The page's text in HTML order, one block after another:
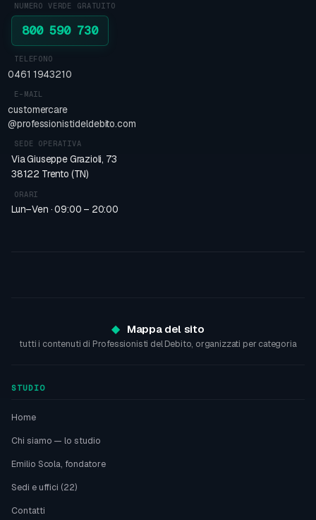
NUMERO VERDE GRATUITO
800 590 730
TELEFONO
0461 1943210
E-MAIL
customercare
@professionistideldebito.com
SEDE OPERATIVA
Via Giuseppe Grazioli, 73
38122 Trento (TN)
ORARI
Lun–Ven · 09:00 – 20:00
Mappa del sito
tutti i contenuti di Professionisti del Debito, organizzati per categoria
STUDIO
Home
Chi siamo — lo studio
Emilio Scola, fondatore
Sedi e uffici (22)
Contatti